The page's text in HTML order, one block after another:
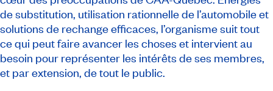
de substitution, utilisation rationnelle de l’automobile et
solutions de rechange efficaces, l’organisme suit tout
ce qui peut faire avancer les choses et intervient au
besoin pour représenter les intérêts de ses membres,
et par extension, de tout le public.